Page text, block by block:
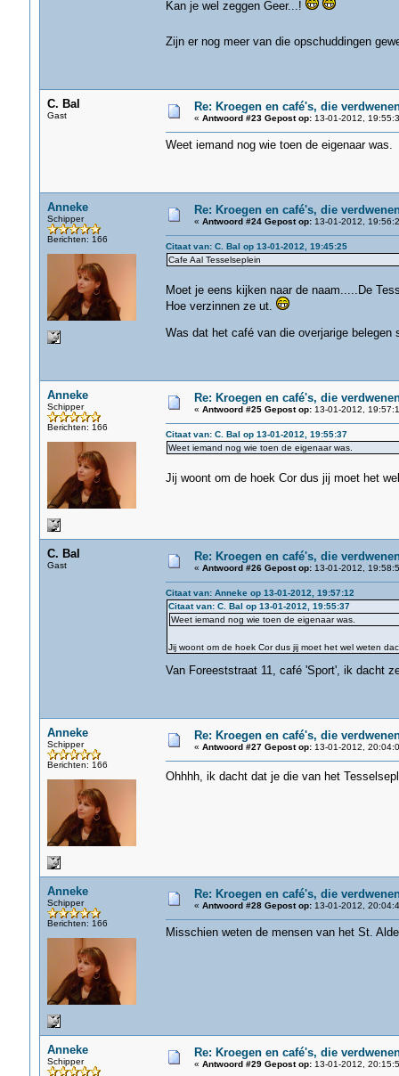
Kan je wel zeggen Geer...!
Zijn er nog meer van die opschuddingen
C. Bal
Gast
Re: Kroegen en café's, die
« Antwoord #23 Gepost op:13-01-2012,
Weet iemand nog wie toen de eigenaar was.
Anneke
Schipper
Berichten: 166
Re: Kroegen en café's, die
« Antwoord #24 Gepost op:13-01-2012,
Citaat van: C. Bal op 13-01-2012, 19:45:25
Cafe Aal Tesselseplein
Moet je eens kijken naar de naam.....De
Hoe verzinnen ze ut.
Was dat het café van die overjarige belegen
Anneke
Schipper
Berichten: 166
Re: Kroegen en café's, die
« Antwoord #25 Gepost op:13-01-2012,
Citaat van: C. Bal op 13-01-2012, 19:55:37
Weet iemand nog wie toen de eigenaar was.
Jij woont om de hoek Cor dus jij moet het
C. Bal
Gast
Re: Kroegen en café's, die
« Antwoord #26 Gepost op:13-01-2012,
Citaat van: Anneke op 13-01-2012, 19:57:12
Citaat van: C. Bal op 13-01-2012, 19:55:37
Weet iemand nog wie toen de eigenaar was.
Jij woont om de hoek Cor dus jij moet het wel weten
Van Foreeststraat 11, café 'Sport', ik dacht
Anneke
Schipper
Berichten: 166
Re: Kroegen en café's, die
« Antwoord #27 Gepost op:13-01-2012,
Ohhhh, ik dacht dat je die van het
Anneke
Schipper
Berichten: 166
Re: Kroegen en café's, die
« Antwoord #28 Gepost op:13-01-2012,
Misschien weten de mensen van het St.
Anneke
Schipper
Re: Kroegen en café's, die
« Antwoord #29 Gepost op:13-01-2012,